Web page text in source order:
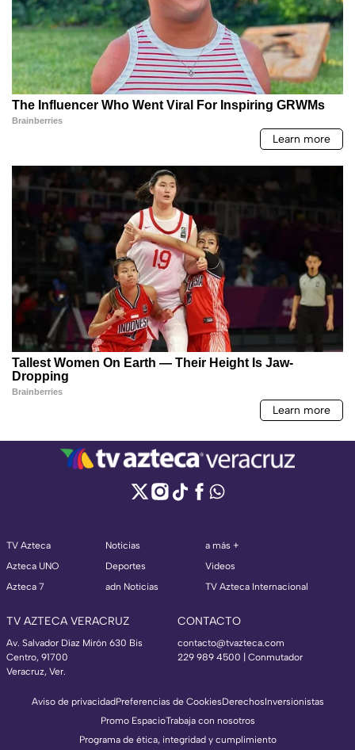
TV Azteca
Azteca UNO
Azteca 7
Noticias
Deportes
adn Noticias
a más +
Videos
TV Azteca Internacional
TV AZTECA VERACRUZ
Av. Salvador Díaz Mirón 630 Bis
Centro, 91700
Veracruz, Ver.
CONTACTO
contacto@tvazteca.com
229 989 4500 | Conmutador
Aviso de privacidadPreferencias de CookiesDerechosInversionistas
Promo EspacioTrabaja con nosotros
Programa de ética, integridad y cumplimiento